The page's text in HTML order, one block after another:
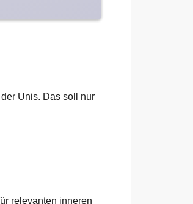
Unis. Das soll nur
relevanten inneren